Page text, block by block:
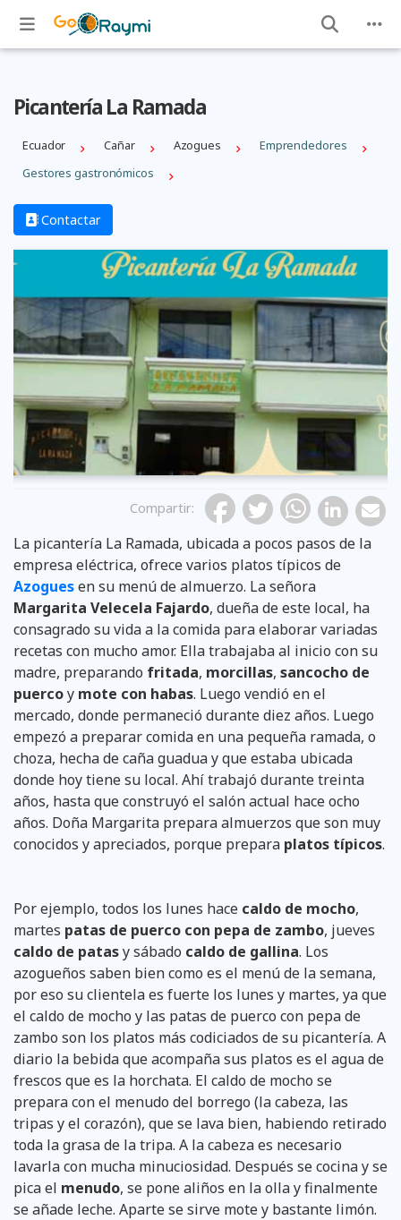
Picantería La Ramada
Ecuador Cañar Azogues
Emprendedores
Gestores gastronómicos
Contactar
Compartir:
La picantería La Ramada, ubicada a pocos pasos de la
empresa eléctrica, ofrece varios platos típicos de
Azoguesen su menú de almuerzo. La señora
Margarita Velecela Fajardo, dueña de este local, ha
consagrado su vida a la comida para elaborar variadas
recetas con mucho amor. Ella trabajaba al inicio con su
madre, preparando fritada, morcillas, sancocho de
puercoy mote con habas. Luego vendió en el
mercado, donde permaneció durante diez años. Luego
empezó a preparar comida en una pequeña ramada, o
choza, hecha de caña guadua y que estaba ubicada
donde hoy tiene su local. Ahí trabajó durante treinta
años, hasta que construyó el salón actual hace ocho
años. Doña Margarita prepara almuerzos que son muy
conocidos y apreciados, porque prepara platos típicos.
Por ejemplo, todos los lunes hace caldo de mocho,
martes patas de puerco con pepa de zambo, jueves
caldo de patasy sábado caldo de gallina. Los
azogueños saben bien como es el menú de la semana,
por eso su clientela es fuerte los lunes y martes, ya que
el caldo de mocho y las patas de puerco con pepa de
zambo son los platos más codiciados de su picantería. A
diario la bebida que acompaña sus platos es el agua de
frescos que es la horchata. El caldo de mocho se
prepara con el menudo del borrego (la cabeza, las
tripas y el corazón), que se lava bien, habiendo retirado
toda la grasa de la tripa. A la cabeza es necesario
lavarla con mucha minuciosidad. Después se cocina y se
pica el menudo, se pone aliños en la olla y finalmente
se añade leche. Aparte se sirve mote y bastante limón.